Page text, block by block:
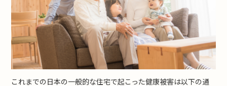
これまでの日本の一般的な住宅で起こった健康被害は以下の通